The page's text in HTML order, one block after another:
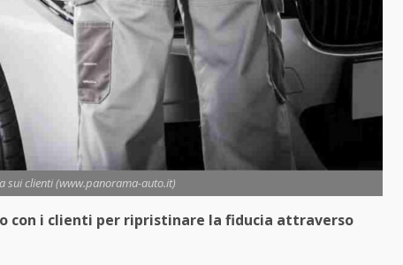
sui clienti (www.panorama-auto.it)
con i clienti per ripristinare la fiducia attraverso